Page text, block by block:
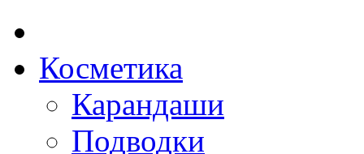
Косметика
Карандаши
Подводки